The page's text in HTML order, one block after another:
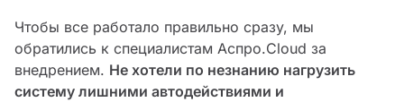
Чтобы все работало правильно сразу, мы
обратились к специалистам Аспро.Cloud за
внедрением. Не хотели по незнанию нагрузить
систему лишними автодействиями и